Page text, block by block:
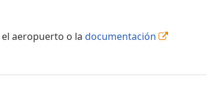
aeropuerto o la documentación